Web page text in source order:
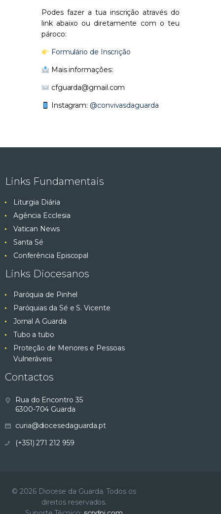
Podes fazer a tua inscrição através do
link abaixo ou diretamente com o teu
pároco:
Formulário de Inscrição
Mais informações:
cfguarda@gmail.com
Instagram: @convivasdaguarda
Links Fundamentais
Liturgia Diária
Agência Ecclesia
Vatican News
Santa Sé
Conferência Episcopal
Links Diocesanos
Paróquia de Pinhel
Paróquias da Sé e S. Vicente
Jornal A Guarda
Tubo a tubo
Proteção de Menores e Pessoas
Vulneráveis
Contactos
Rua do Encontro 35
6300-704 Guarda
curia@diocesedaguarda.pt
(+351) 271 212 959
© 2026 Diocese da Guarda. Todos os
direitos reservados.